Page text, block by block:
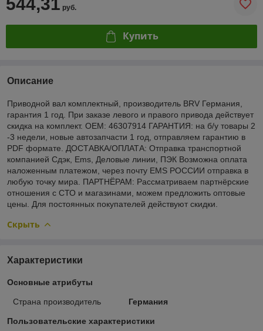
руб.
Купить
Описание
Приводной вал комплектный, производитель BRV Германия,
гарантия 1 год. При заказе левого и правого привода действует
скидка на комплект. OEM: 46307914 ГАРАНТИЯ: на б/у товары 2
-3 недели, новые автозапчасти 1 год, отправляем гарантию в
PDF формате. ДОСТАВКА/ОПЛАТА: Отправка транспортной
компанией Сдэк, Ems, Деловые линии, ПЭК Возможна оплата
наложенным платежом, через почту EMS РОССИИ отправка в
любую точку мира. ПАРТНЁРАМ: Рассматриваем партнёрские
отношения с СТО и магазинами, можем предложить оптовые
цены. Для постоянных покупателей действуют скидки.
Скрыть
Характеристики
Основные атрибуты
Страна производитель Германия
Пользовательские характеристики